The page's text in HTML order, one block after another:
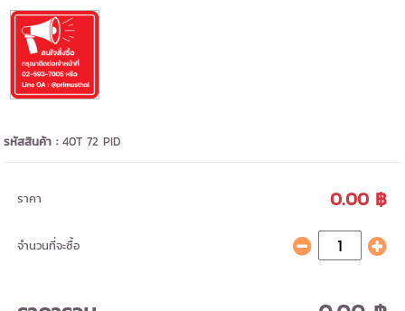
รหัสสินค้า :40T 72 PID
ราคา 0.00 ฿
จำนวนที่จะซื้อ